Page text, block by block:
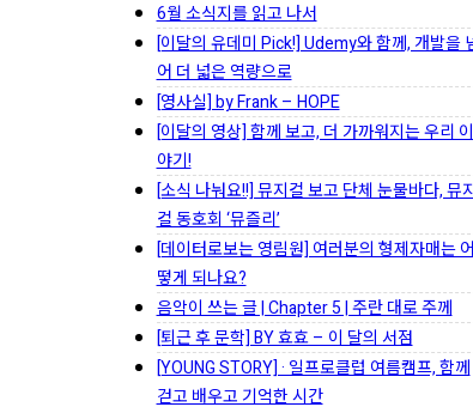
6월 소식지를 읽고 나서
[이달의 유데미 Pick!] Udemy와 함께, 개발을
어 더 넓은 역량으로
[영사실] by Frank – HOPE
[이달의 영상] 함께 보고, 더 가까워지는 우리 이
야기!
[소식 나눠요!!] 뮤지컬 보고 단체 눈물바다, 뮤
컬 동호회 ‘뮤즐리’
[데이터로보는 영림원] 여러분의 형제자매는
떻게 되나요?
음악이 쓰는 글 | Chapter 5 | 주란 대로 주께
[퇴근 후 문학] BY 효효 – 이 달의 서점
[YOUNG STORY] · 일프로클럽 여름캠프, 함께
걷고 배우고 기억한 시간